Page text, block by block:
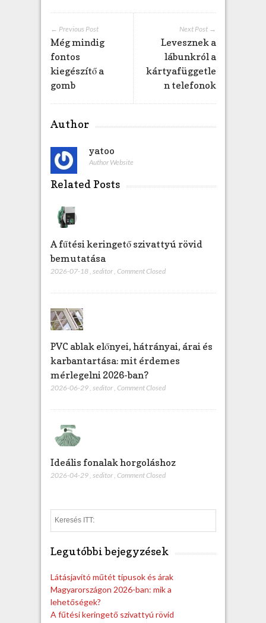
e
Next Post →
Levesznek a
lábunkról a
kártyafüggetle
n telefonok
← Previous Post
Még mindig
fontos
kiegészítő a
gomb
Author
yatoo
Author Website
Related Posts
A fűtési keringető szivattyú rövid
bemutatása
2026-07-18, seditor, Comment Closed
PVC ablak előnyei, hátrányai, árai és
karbantartása: mit érdemes
mérlegelni 2026-ban?
2026-06-29 seditor Comment Closed
Ideális fonalak horgoláshoz
2026-04-29, seditor, Comment Closed
e
Legutóbbi bejegyzések
Látásjavító műtét típusok és árak
Magyarországon 2026-ban: mik a
lehetőségek?
A fűtési keringető szivattyú rövid